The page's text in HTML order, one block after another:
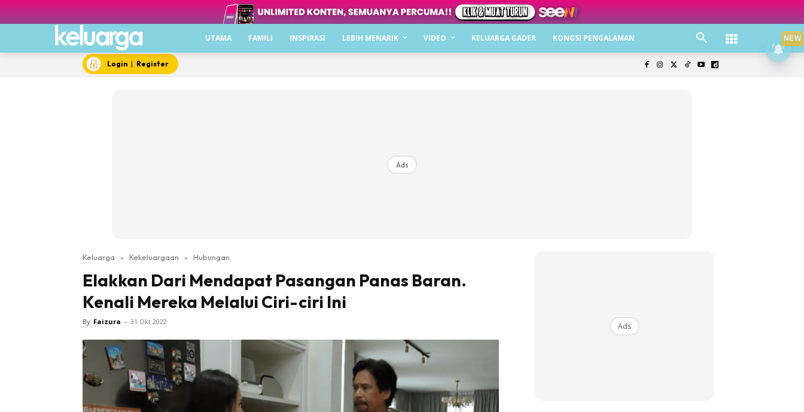
UTAMA FAMILI INSPIRASI LEBIH MENARIK VIDEO KELUARGA GADER KONGSI PENGALAMAN
Login | Register
Ads
Keluarga » Kekeluargaan » Hubungan
Elakkan Dari Mendapat Pasangan Panas Baran.
Kenali Mereka Melalui Ciri-ciri Ini
By Faizura - 31 Okt 2022 Ads
NEW